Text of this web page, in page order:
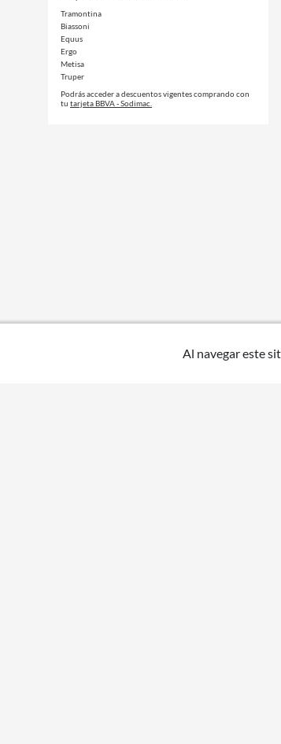
Tramontina
Biassoni
Equus
Ergo
Metisa
Truper
Podrás acceder a descuentos vigentes comprando con
tu tarjeta BBVA - Sodimac.
Al navegar este